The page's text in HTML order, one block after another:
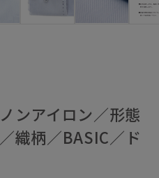
ンアイロン／形態
織柄／BASIC／ド